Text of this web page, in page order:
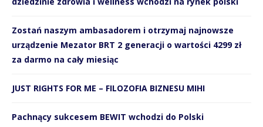
Zostań naszym ambasadorem i otrzymaj najnowsze
urządzenie Mezator BRT 2 generacji o wartości 4299 zł
za darmo na cały miesiąc
JUST RIGHTS FOR ME – FILOZOFIA BIZNESU MIHI
Pachnący sukcesem BEWIT wchodzi do Polski